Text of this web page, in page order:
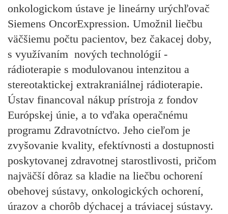
onkologickom ústave je lineárny urýchľovač
Siemens OncorExpression. Umožnil liečbu
väčšiemu počtu pacientov, bez čakacej doby,
s využívaním nových technológií -
rádioterapie s modulovanou intenzitou a
stereotaktickej extrakraniálnej rádioterapie.
Ústav financoval nákup prístroja z fondov
Európskej únie, a to vďaka operačnému
programu Zdravotníctvo. Jeho cieľom je
zvyšovanie kvality, efektívnosti a dostupnosti
poskytovanej zdravotnej starostlivosti, pričom
najväčší dôraz sa kladie na liečbu ochorení
obehovej sústavy, onkologických ochorení,
úrazov a chorôb dýchacej a tráviacej sústavy.